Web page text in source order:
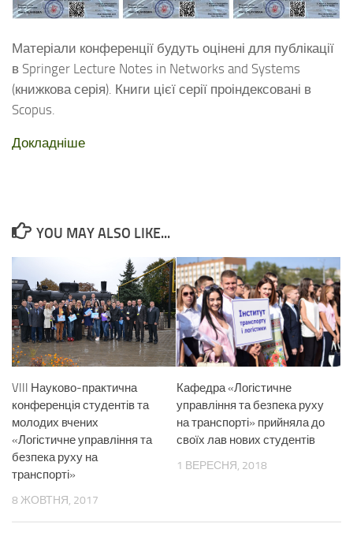
Матеріали конференції будуть оцінені для публікації
в Springer Lecture Notes in Networks and Systems
(книжкова серія). Книги цієї серії проіндексовані в
Scopus.
Докладніше
YOU MAY ALSO LIKE...
VIII Науково-практична
конференція студентів та
молодих вчених
«Логістичне управління та
безпека руху на
транспорті»
8 ЖОВТНЯ, 2017
Кафедра «Логістичне
управління та безпека руху
на транспорті» прийняла до
своїх лав нових студентів
1 ВЕРЕСНЯ, 2018